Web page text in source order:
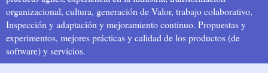
organizacional, cultura, generación de Valor, trabajo colaborativo,
Inspección y adaptación y mejoramiento continuo. Propuestas y
experimentos, mejores prácticas y calidad de los productos (de
software) y servicios.